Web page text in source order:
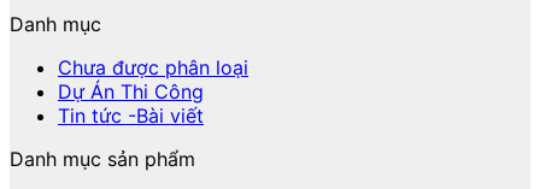
Danh mục
Chưa được phân loại
Dự Án Thi Công
Tin tức -Bài viết
Danh mục sản phẩm